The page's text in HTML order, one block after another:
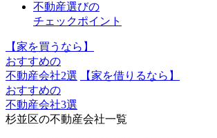
不動産選びの
チェックポイント
【家を買うなら】
おすすめの
不動産会社2選
【家を借りるなら】
おすすめの
不動産会社3選
杉並区の不動産会社一覧